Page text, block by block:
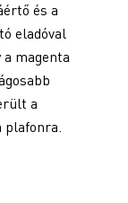
és a
eladóval
magenta
a
plafonra.